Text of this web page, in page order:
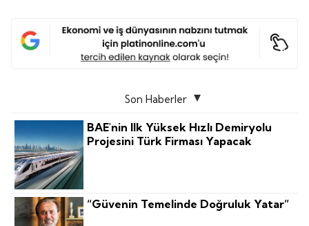
Son Haberler
BAE'nin Ilk Yüksek Hızlı Demiryolu
Projesini Türk Firması Yapacak
“Güvenin Temelinde Doğruluk Yatar”